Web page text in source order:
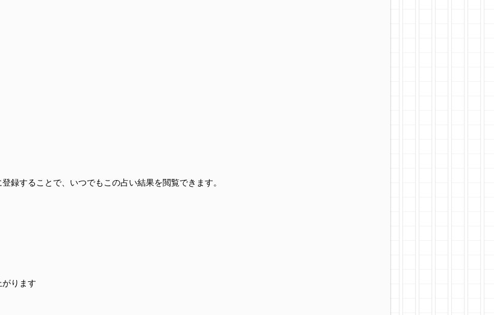
録することで、いつでもこの占い結果を閲覧できます。
ります